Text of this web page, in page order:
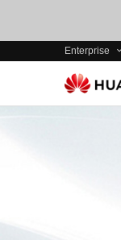
Enterprise